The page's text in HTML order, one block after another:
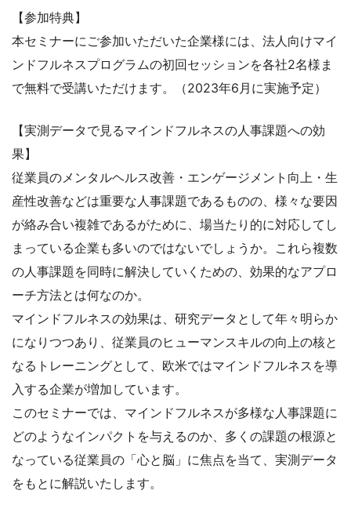
【参加特典】
本セミナーにご参加いただいた企業様には、法人向けマイ
ンドフルネスプログラムの初回セッションを各社2名様ま
で無料で受講いただけます。（2023年6月に実施予定）
【実測データで見るマインドフルネスの人事課題への効
果】
従業員のメンタルヘルス改善・エンゲージメント向上・生
産性改善などは重要な人事課題であるものの、様々な要因
が絡み合い複雑であるがために、場当たり的に対応してし
まっている企業も多いのではないでしょうか。これら複数
の人事課題を同時に解決していくための、効果的なアプロ
ーチ方法とは何なのか。
マインドフルネスの効果は、研究データとして年々明らか
になりつつあり、従業員のヒューマンスキルの向上の核と
なるトレーニングとして、欧米ではマインドフルネスを導
入する企業が増加しています。
このセミナーでは、マインドフルネスが多様な人事課題に
どのようなインパクトを与えるのか、多くの課題の根源と
なっている従業員の「心と脳」に焦点を当て、実測データ
をもとに解説いたします。